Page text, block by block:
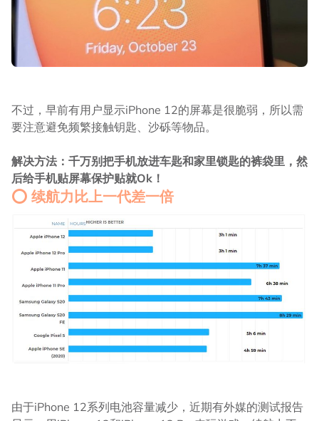
不过，早前有用户显示iPhone 12的屏幕是很脆弱，所以需
要注意避免频繁接触钥匙、沙砾等物品。
解决方法：千万别把手机放进车匙和家里锁匙的裤袋里，然
后给手机贴屏幕保护贴就Ok！
⭕ 续航力比上一代差一倍
由于iPhone 12系列电池容量减少，近期有外媒的测试报告